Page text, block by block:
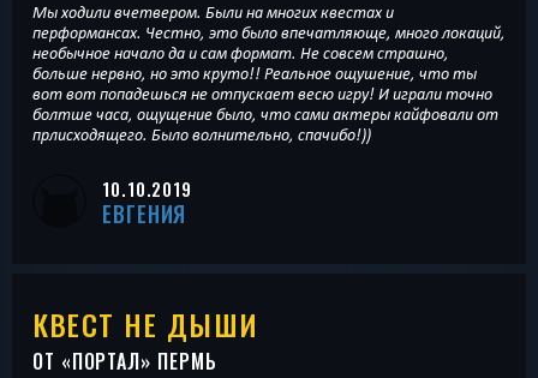
Мы ходили вчетвером. Были на многих квестах и
перформансах. Честно, это было впечатляюще, много локаций,
необычное начало да и сам формат. Не совсем страшно,
больше нервно, но это круто!! Реальное ощушение, что ты
вот вот попадешься не отпускает весю игру! И играли точно
болтше часа, ощущение было, что сами актеры кайфовали от
прлисходящего. Было волнительно, спачибо!))
10.10.2019
ЕВГЕНИЯ
КВЕСТ НЕ ДЫШИ
ОТ «ПОРТАЛ» ПЕРМЬ